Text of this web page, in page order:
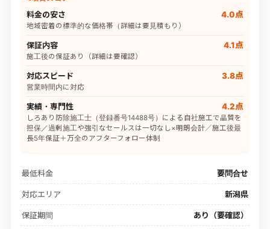
料金の安さ 4.0点
地域密着の標準的な価格帯（詳細は要見積もり）
保証内容 4.1点
施工後の保証あり（詳細は要確認）
対応スピード 3.8点
営業時間内に対応
実績・専門性 4.2点
しろあり防除施工士（登録番号14488号）による自社施工で品質を
担保／過剰施工や強引なセールスは一切なし×明朗会計／施工後最
長5年保証＋万全のアフターフォロー体制
最低料金 要問合せ
対応エリア 新潟県
保証期間 あり（要確認）